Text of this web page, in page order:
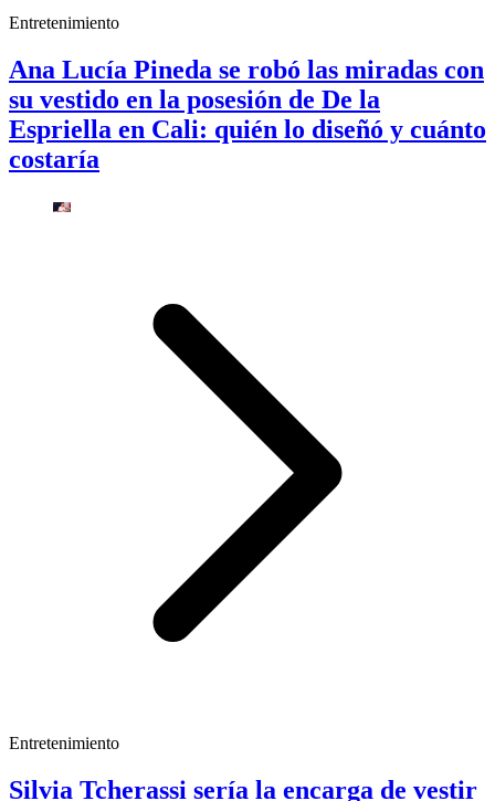
Entretenimiento
Ana Lucía Pineda se robó las miradas con
su vestido en la posesión de De la
Espriella en Cali: quién lo diseñó y cuánto
costaría
Entretenimiento
Silvia Tcherassi sería la encarga de vestir